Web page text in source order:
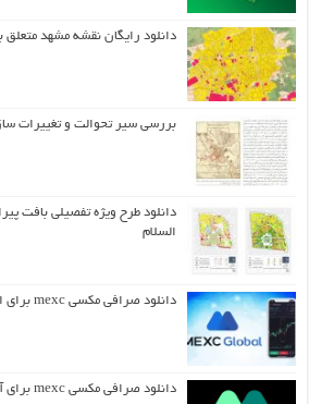
دانلود رایگان نقشه مشهد متعلق به
بررسی سیر تحوالت و تغییرات
دانلود طرح ويژه تفصيلي بافت
السلام
دانلود صرافی مکسی mexc برای اندروید
دانلود صرافی مکسی mexc برای آیفون و ios